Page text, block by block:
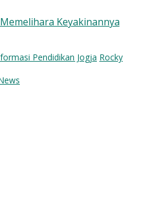
Keyakinannya
Pendidikan Jogja Rocky